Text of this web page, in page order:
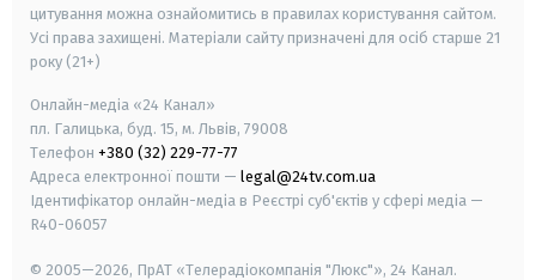
цитування можна ознайомитись в правилах користування сайтом.
Усі права захищені. Матеріали сайту призначені для осіб старше 21
року (21+)
Онлайн-медіа «24 Канал»
пл. Галицька, буд. 15, м. Львів, 79008
Телефон +380 (32) 229-77-77
Адреса електронної пошти — legal@24tv.com.ua
Ідентифікатор онлайн-медіа в Реєстрі суб'єктів у сфері медіа —
R40-06057
© 2005—2026, ПрАТ «Телерадіокомпанія "Люкс"», 24 Канал.